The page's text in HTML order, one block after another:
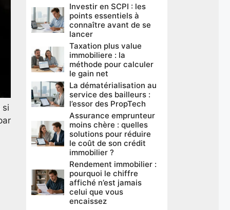
si
Investir en SCPI : les
points essentiels à
connaître avant de se
lancer
Taxation plus value
immobiliere : la
méthode pour calculer
le gain net
La dématérialisation au
service des bailleurs :
l’essor des PropTech
Assurance emprunteur
moins chère : quelles
solutions pour réduire
le coût de son crédit
immobilier ?
Rendement immobilier :
pourquoi le chiffre
affiché n’est jamais
celui que vous
encaissez